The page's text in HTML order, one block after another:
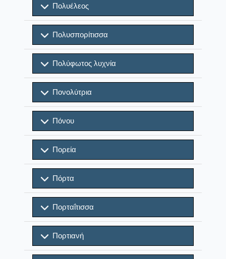
Πολυέλεος
Πολυσπορίτισσα
Πολύφωτος λυχνία
Πονολύτρια
Πόνου
Πορεία
Πόρτα
Πορταΐτισσα
Πορτιανή